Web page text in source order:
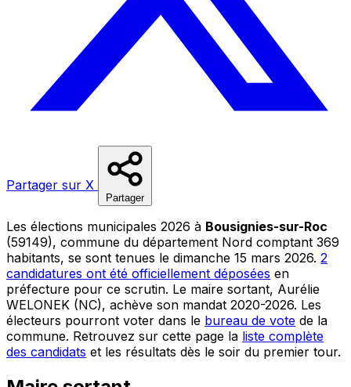
Partager sur X
Partager
Les élections municipales 2026 à Bousignies-sur-Roc
(59149), commune du département Nord comptant 369
habitants, se sont tenues le dimanche 15 mars 2026. 2
candidatures ont été officiellement déposées en
préfecture pour ce scrutin. Le maire sortant, Aurélie
WELONEK (NC), achève son mandat 2020-2026. Les
électeurs pourront voter dans le bureau de vote de la
commune. Retrouvez sur cette page la liste complète
des candidats et les résultats dès le soir du premier tour.